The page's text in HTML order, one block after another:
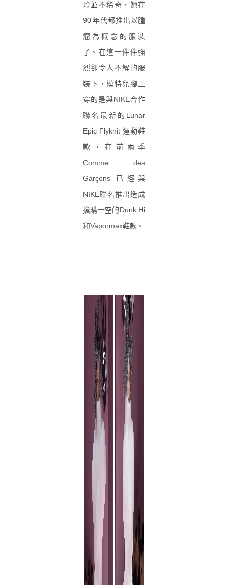
玲並不稀奇，她在
90'年代都推出以腫
瘤為概念的服裝
了。在這一件件強
烈卻令人不解的服
裝下，模特兒腳上
穿的是與NIKE合作
聯名最新的Lunar
Epic Flyknit 運動鞋
款，在前兩季
Comme des
Garçons 已經與
NIKE聯名推出造成
搶購一空的Dunk Hi
和Vapormax鞋款。